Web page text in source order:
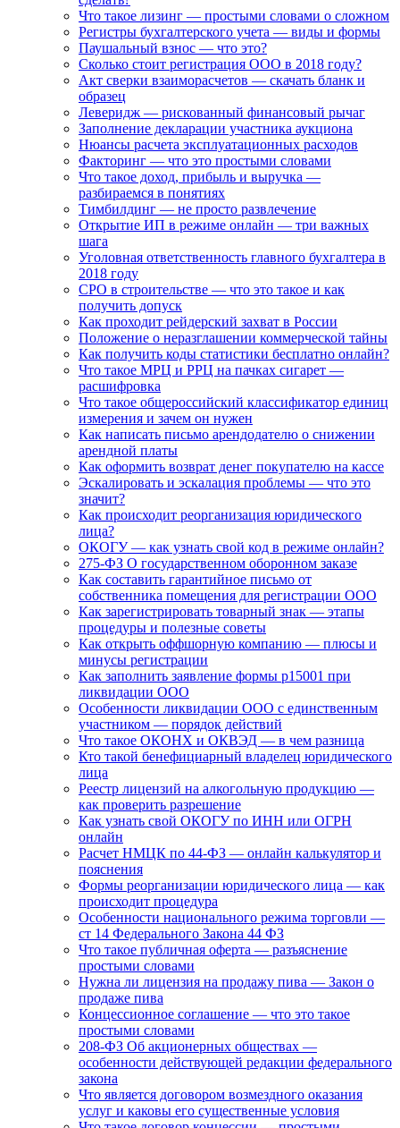
Что такое лизинг — простыми словами о сложном
Регистры бухгалтерского учета — виды и формы
Паушальный взнос — что это?
Сколько стоит регистрация ООО в 2018 году?
Акт сверки взаиморасчетов — скачать бланк и
образец
Леверидж — рискованный финансовый рычаг
Заполнение декларации участника аукциона
Нюансы расчета эксплуатационных расходов
Факторинг — что это простыми словами
Что такое доход, прибыль и выручка —
разбираемся в понятиях
Тимбилдинг — не просто развлечение
Открытие ИП в режиме онлайн — три важных
шага
Уголовная ответственность главного бухгалтера в
2018 году
СРО в строительстве — что это такое и как
получить допуск
Как проходит рейдерский захват в России
Положение о неразглашении коммерческой тайны
Как получить коды статистики бесплатно онлайн?
Что такое МРЦ и РРЦ на пачках сигарет —
расшифровка
Что такое общероссийский классификатор единиц
измерения и зачем он нужен
Как написать письмо арендодателю о снижении
арендной платы
Как оформить возврат денег покупателю на кассе
Эскалировать и эскалация проблемы — что это
значит?
Как происходит реорганизация юридического
лица?
ОКОГУ — как узнать свой код в режиме онлайн?
275-ФЗ О государственном оборонном заказе
Как составить гарантийное письмо от
собственника помещения для регистрации ООО
Как зарегистрировать товарный знак — этапы
процедуры и полезные советы
Как открыть оффшорную компанию — плюсы и
минусы регистрации
Как заполнить заявление формы р15001 при
ликвидации ООО
Особенности ликвидации ООО с единственным
участником — порядок действий
Что такое ОКОНХ и ОКВЭД — в чем разница
Кто такой бенефициарный владелец юридического
лица
Реестр лицензий на алкогольную продукцию —
как проверить разрешение
Как узнать свой ОКОГУ по ИНН или ОГРН
онлайн
Расчет НМЦК по 44-ФЗ — онлайн калькулятор и
пояснения
Формы реорганизации юридического лица — как
происходит процедура
Особенности национального режима торговли —
ст 14 Федерального Закона 44 ФЗ
Что такое публичная оферта — разъяснение
простыми словами
Нужна ли лицензия на продажу пива — Закон о
продаже пива
Концессионное соглашение — что это такое
простыми словами
208-ФЗ Об акционерных обществах —
особенности действующей редакции федерального
закона
Что является договором возмездного оказания
услуг и каковы его существенные условия